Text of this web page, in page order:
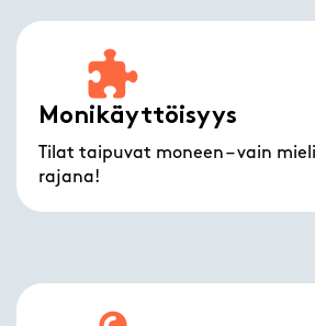
Monikäyttöisyys
Tilat taipuvat moneen – vain
rajana!